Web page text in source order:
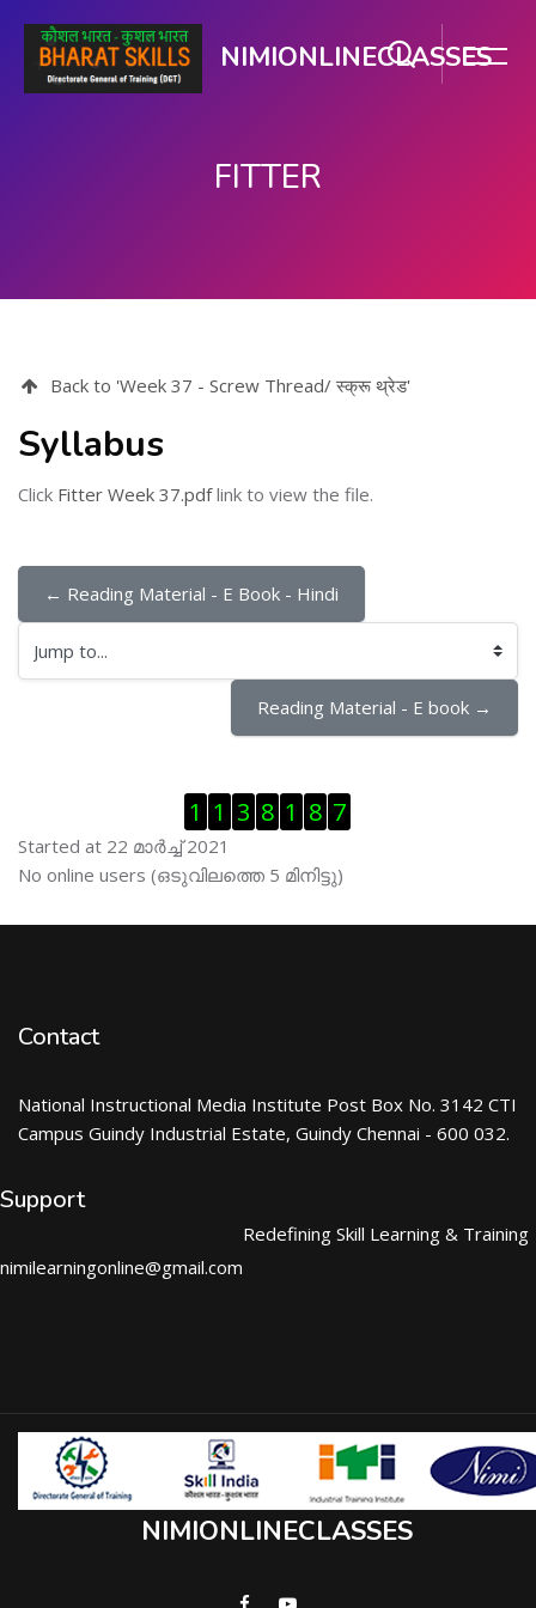
NIMIONLINECLASSES
FITTER
Back to 'Week 37 - Screw Thread/ स्क्रू थ्रेड'
Syllabus
Click Fitter Week 37.pdflink to view the file.
← Reading Material - E Book - Hindi
Jump to...
Reading Material - E book →
1 1 3 8 1 8 7
Started at 22 മാര്‍ച്ച് 2021
Skip ഓണ്‍ലയിന്‍ ഉപഭൊക്താക്കള്‍
No online users (ഒടുവിലത്തെ 5 മിനിട്ടു)
Contact
National Instructional Media Institute Post Box No. 3142 CTI
Campus Guindy Industrial Estate, Guindy Chennai - 600 032.
Support
nimilearningonline@gmail.com
Redefining Skill Learning & Training
NIMIONLINECLASSES